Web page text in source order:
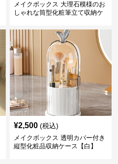
メイクボックス 大理石模様のお
しゃれな筒型化粧筆立て収納ケ
¥2,500 (税込)
メイクボックス 透明カバー付き
縦型化粧品収納ケース【白】